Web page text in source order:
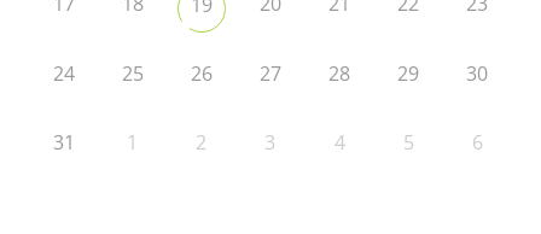
19
24 25 26 27 28 29 30
31 1 2 3 4 5 6